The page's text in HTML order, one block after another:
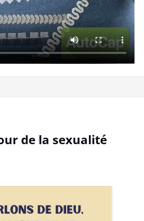
de la sexualité